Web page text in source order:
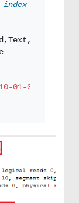
index
01-01'